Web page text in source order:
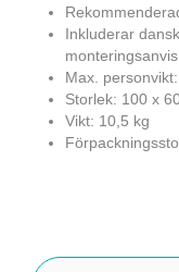
Inkluderar
Max.
Storlek: 100 x
Vikt: 10,5 kg